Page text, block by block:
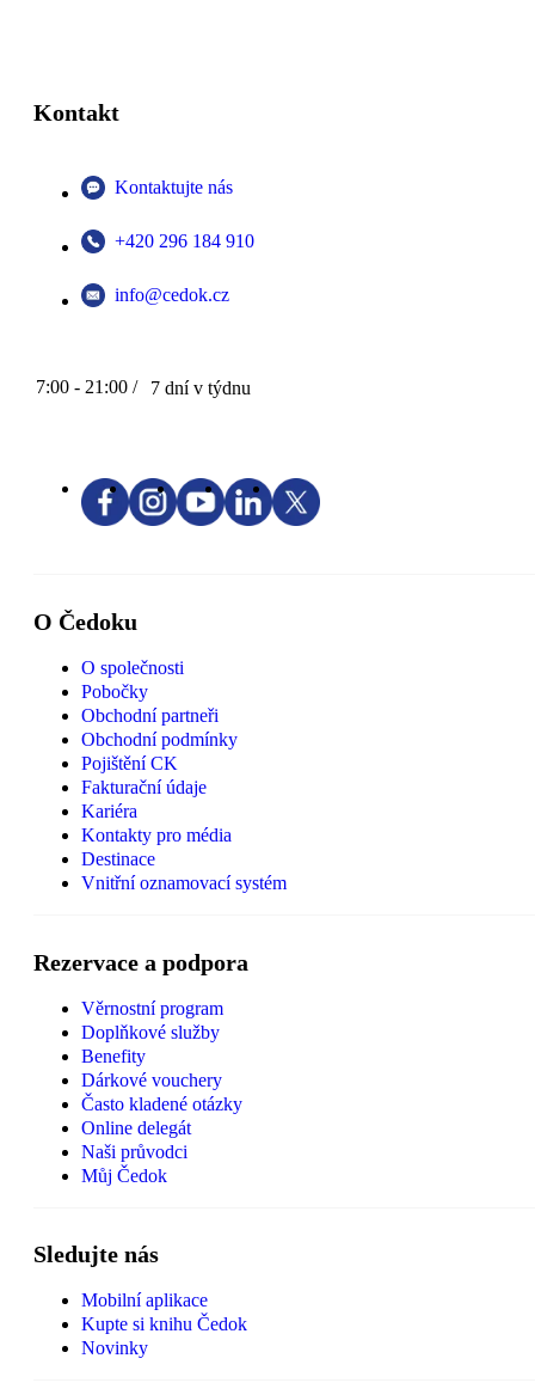
Kontakt
Kontaktujte nás
+420 296 184 910
info@cedok.cz
7:00 - 21:00 / 7 dní v týdnu
O Čedoku
O společnosti
Pobočky
Obchodní partneři
Obchodní podmínky
Pojištění CK
Fakturační údaje
Kariéra
Kontakty pro média
Destinace
Vnitřní oznamovací systém
Rezervace a podpora
Věrnostní program
Doplňkové služby
Benefity
Dárkové vouchery
Často kladené otázky
Online delegát
Naši průvodci
Můj Čedok
Sledujte nás
Mobilní aplikace
Kupte si knihu Čedok
Novinky